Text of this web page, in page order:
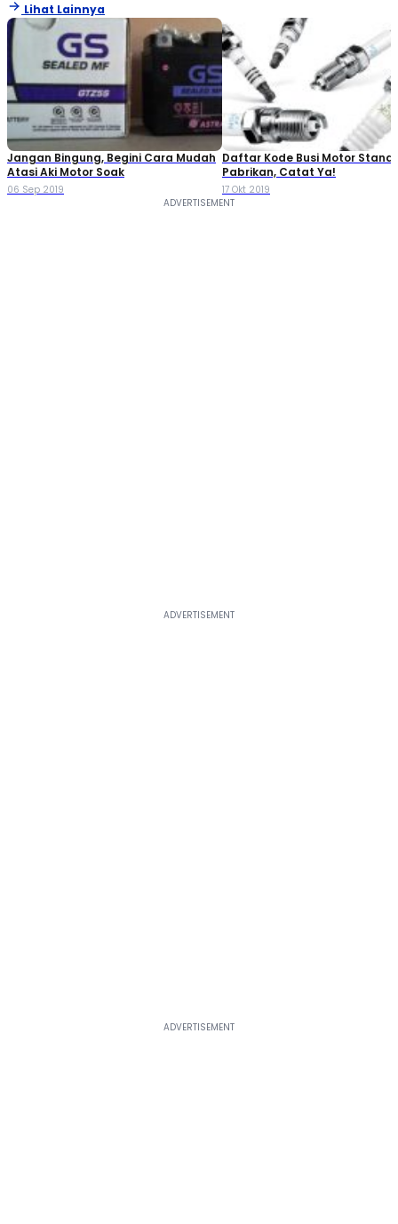
Lihat Lainnya
Jangan Bingung, Begini Cara Mudah
Atasi Aki Motor Soak
06 Sep 2019
Daftar Kode Busi Motor
Pabrikan, Catat Ya!
17 Okt 2019